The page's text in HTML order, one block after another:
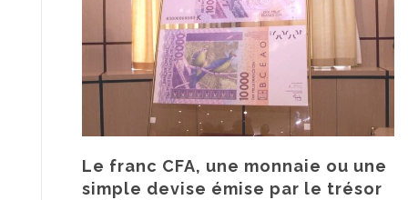
Le franc CFA, une monnaie ou une
simple devise émise par le trésor